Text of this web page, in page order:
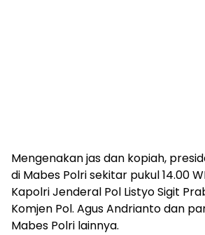
Mengenakan jas dan kopiah,
di Mabes Polri sekitar pukul 14.00
Kapolri Jenderal Pol Listyo Sigit
Komjen Pol. Agus Andrianto dan
Mabes Polri lainnya.